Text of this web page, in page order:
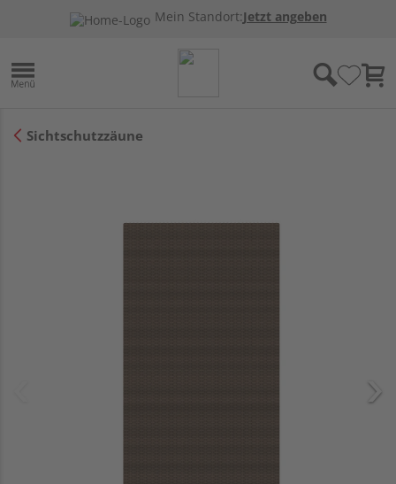
Mein Standort:Jetzt angeben
Sichtschutzzäune